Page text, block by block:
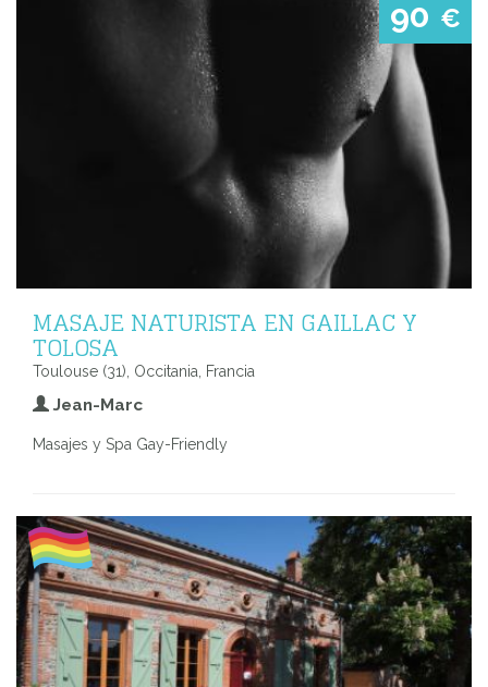
90 €
MASAJE NATURISTA EN GAILLAC Y
TOLOSA
Toulouse (31), Occitania, Francia
Jean-Marc
Masajes y Spa Gay-Friendly